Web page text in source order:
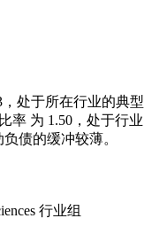
处于所在行业的典型
率 为 1.50，处于行业
债的缓冲较薄。
行业组